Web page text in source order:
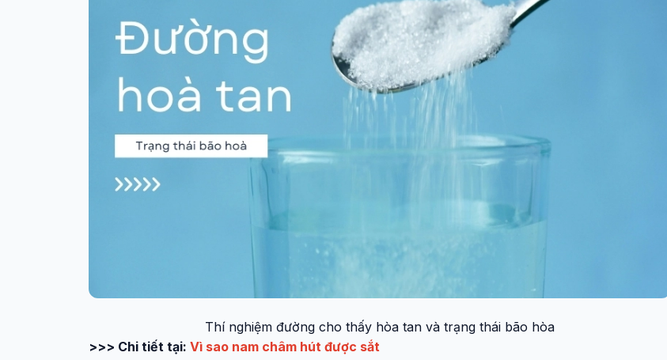
Thí nghiệm đường cho thấy hòa tan và trạng thái bão hòa
>>> Chi tiết tại: Vì sao nam châm hút được sắt